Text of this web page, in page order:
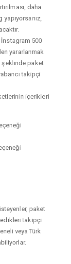
daha
İnstagram 500
yararlanmak
şeklinde paket
takipçi
içerikleri
paket
takipçi
veya Türk